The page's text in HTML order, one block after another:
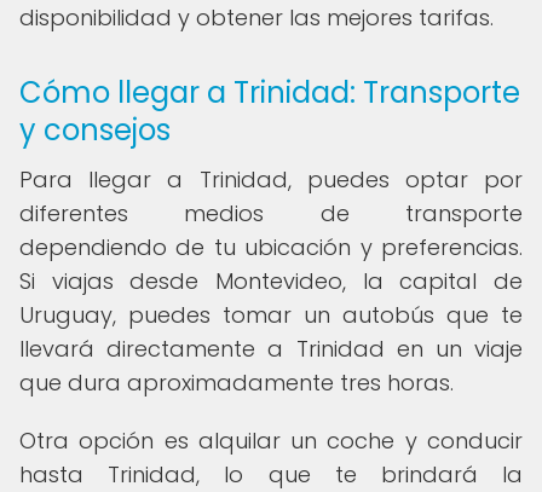
disponibilidad y obtener las mejores tarifas.
Cómo llegar a Trinidad: Transporte
y consejos
Para llegar a Trinidad, puedes optar por
diferentes medios de transporte
dependiendo de tu ubicación y preferencias.
Si viajas desde Montevideo, la capital de
Uruguay, puedes tomar un autobús que te
llevará directamente a Trinidad en un viaje
que dura aproximadamente tres horas.
Otra opción es alquilar un coche y conducir
hasta Trinidad, lo que te brindará la